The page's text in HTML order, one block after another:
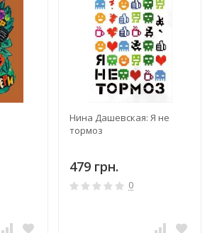
Нина Дашевская: Я не
тормоз
479 грн.
0